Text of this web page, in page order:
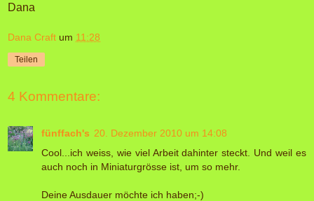
Dana
Dana Craft um 11:28
Teilen
4 Kommentare:
fünffach's 20. Dezember 2010 um 14:08
Cool...ich weiss, wie viel Arbeit dahinter steckt. Und weil es
auch noch in Miniaturgrösse ist, um so mehr.
Deine Ausdauer möchte ich haben;-)